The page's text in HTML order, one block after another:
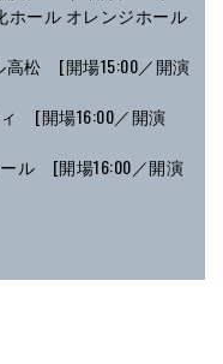
ホール オレンジホール
⾼松 [開場15:00／開演
[開場16:00／開演
ル [開場16:00／開演